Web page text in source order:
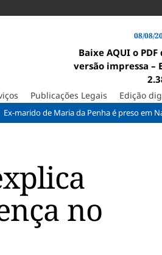
08/08/
Baixe AQUI o PDF
versão impressa –
Publicações Legais Edição
de Maria da Penha é preso em Natal por
no